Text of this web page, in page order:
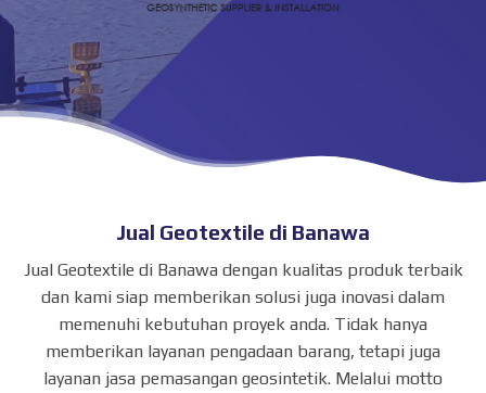
Jual Geotextile di Banawa
Jual Geotextile di Banawa dengan kualitas produk terbaik
dan kami siap memberikan solusi juga inovasi dalam
memenuhi kebutuhan proyek anda. Tidak hanya
memberikan layanan pengadaan barang, tetapi juga
layanan jasa pemasangan geosintetik. Melalui motto